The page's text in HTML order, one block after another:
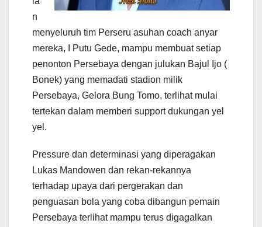
n
menyeluruh tim Perseru asuhan coach anyar
mereka, I Putu Gede, mampu membuat setiap
penonton Persebaya dengan julukan Bajul Ijo (
Bonek) yang memadati stadion milik
Persebaya, Gelora Bung Tomo, terlihat mulai
tertekan dalam memberi support dukungan yel
yel.
Pressure dan determinasi yang diperagakan
Lukas Mandowen dan rekan-rekannya
terhadap upaya dari pergerakan dan
penguasan bola yang coba dibangun pemain
Persebaya terlihat mampu terus digagalkan